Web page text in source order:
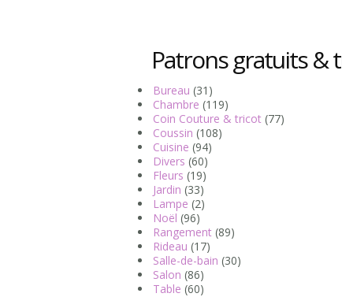
Patrons gratuits &
Bureau (31)
Chambre (119)
Coin Couture & tricot (77)
Coussin (108)
Cuisine (94)
Divers (60)
Fleurs (19)
Jardin (33)
Lampe (2)
Noël (96)
Rangement (89)
Rideau (17)
Salle-de-bain (30)
Salon (86)
Table (60)